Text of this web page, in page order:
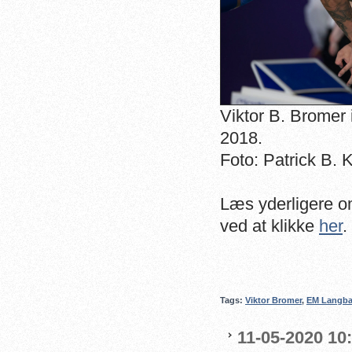
Viktor B. Bromer
2018.
Foto: Patrick B.
Læs yderligere
ved at klikke her.
Tags: Viktor Bromer, EM
11-05-2020